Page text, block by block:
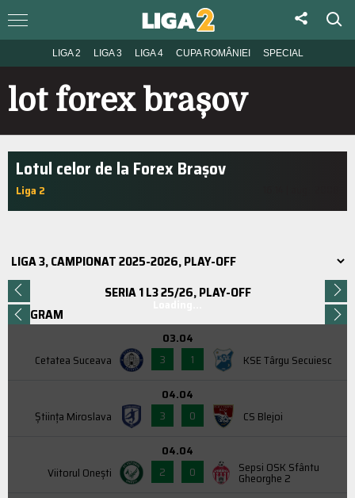
LIGA 2 LIGA 3 LIGA 4 CUPA ROMÂNIEI SPECIAL
lot forex brașov
Lotul celor de la Forex Brașov
Liga 2
SERIA 1 L3 25/26, PLAY-OFF
PROGRAM
Cetatea Suceava
03.04
3
1 KSE Târgu Secuiesc
Știința Miroslava
04.04
3
0 CS Blejoi
Viitorul Onești
04.04
2
0 Sepsi OSK Sfântu
Gheorghe 2